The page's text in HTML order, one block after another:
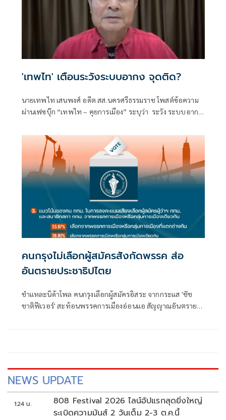
'เทพไท' เตือนระวังระบบอากง จุดติด?
นายเทพไท เสนพงศ์ อดีต สส.นครศรีธรรมราช โพสต์ข้อความ
ผ่านเฟซบุ๊ก “เทพไท – คุยการเมือง” ระบุว่า ระวัง ระบบอากง
คนกรุงไม่เลือกผู้สมัครสังกัดพรรค ส่อ
อันตรายประชาธิปไตย
ชำแหละนิด้าโพล คนกรุงเลือกผู้สมัครอิสระ จากกระแส 'ชัช
ชาติฟีเวอร์' สะท้อนพรรคการเมืองอ่อนแอ สัญญาณอันตราย
NEWS UPDATE
1:24 น.
808 Festival 2026 ไลน์อัปแรกสุดยิ่งใหญ่
ระเบิดความมันส์ 2 วันเต็ม 2-3 ต.ค.นี้